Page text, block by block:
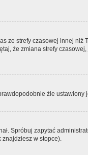
ze strefy czasowej innej
że zmiana strefy
źle
Spróbuj zapytać
znajdziesz w stopce).